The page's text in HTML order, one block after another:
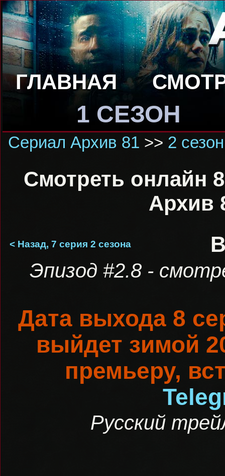
ГЛАВНАЯ
1 СЕЗОН
Сериал Архив 81 >> 2 сезон
Смотреть онлайн
Архив
< Назад, 7 серия 2 сезона
Эпизод #2.8 -
Дата выхода 8
выйдет зимой
премьеру,
Русский